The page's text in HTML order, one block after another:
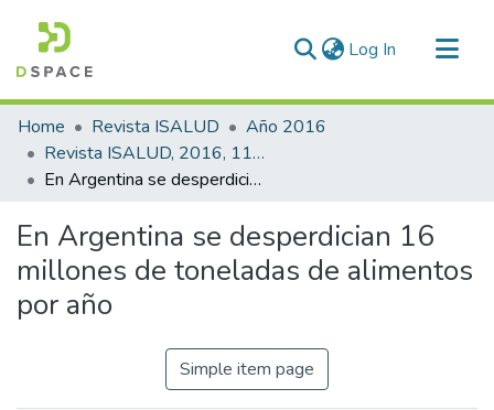
Log In (current)
Communities & Collections
All of DSpace
Statistics
Home Revista ISALUD
Año 2016
Revista ISALUD, 2016, 11(53)
En Argentina se desperdician 16 millones de toneladas de alimentos por año
En Argentina se desperdician 16
millones de toneladas de alimentos
por año
Simple item page